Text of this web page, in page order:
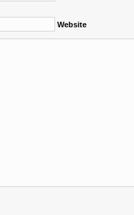
Website